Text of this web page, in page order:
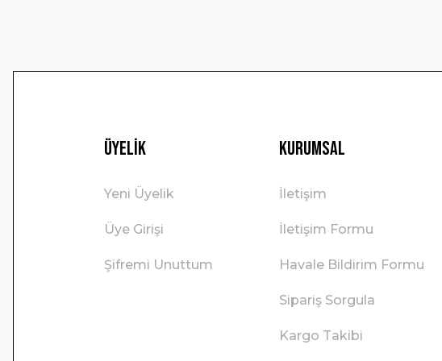
Üyelik
Yeni Üyelik
Üye Girişi
Şifremi Unuttum
Kurumsal
İletişim
İletişim Formu
Havale Bildirim Formu
Sipariş Sorgula
Kargo Takibi